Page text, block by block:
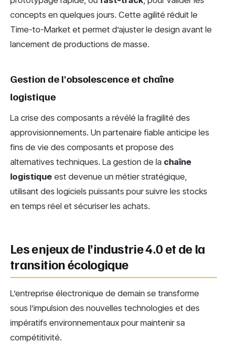
concepts en quelques jours. Cette agilité réduit le
Time-to-Market et permet d’ajuster le design avant le
lancement de productions de masse.
Gestion de l’obsolescence et chaîne
logistique
La crise des composants a révélé la fragilité des
approvisionnements. Un partenaire fiable anticipe les
fins de vie des composants et propose des
alternatives techniques. La gestion de la chaîne
logistique est devenue un métier stratégique,
utilisant des logiciels puissants pour suivre les stocks
en temps réel et sécuriser les achats.
Les enjeux de l’industrie 4.0 et de la
transition écologique
L’entreprise électronique de demain se transforme
sous l’impulsion des nouvelles technologies et des
impératifs environnementaux pour maintenir sa
compétitivité.